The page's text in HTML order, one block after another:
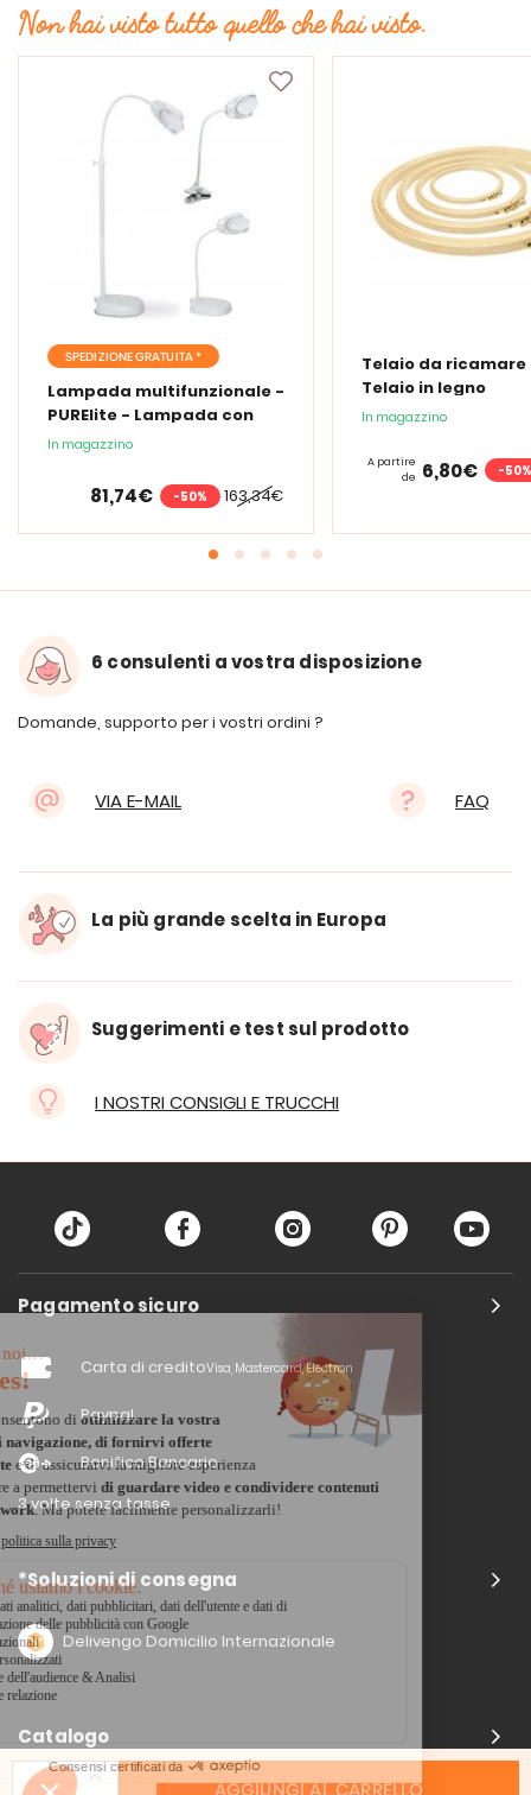
AGGIUNGI AL CARRELLO
Non hai visto tutto quello che hai visto.
SPEDIZIONE GRATUITA *
Lampada multifunzionale -
PURElite - Lampada con
lente d'ingrandimento
In magazzino
163,34€
81,74€ -50%
Telaio da ricamare
Telaio in legno
In magazzino
A partire
de 6,80€ -50%
6 consulenti a vostra disposizione
Domande, supporto per i vostri ordini ?
VIA E-MAIL FAQ
La più grande scelta in Europa
Suggerimenti e test sul prodotto
I NOSTRI CONSIGLI E TRUCCHI
Pagamento sicuro
Carta di creditoVisa, Mastercard, Electron
Paypal
Bonifico Bancario
3 volte senza tasse
*Soluzioni di consegna
Delivengo Domicilio Internazionale
Catalogo